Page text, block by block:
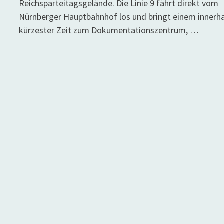
Reichsparteitagsgelände. Die Linie 9 fährt direkt vom
Nürnberger Hauptbahnhof los und bringt einem
kürzester Zeit zum Dokumentationszentrum, …